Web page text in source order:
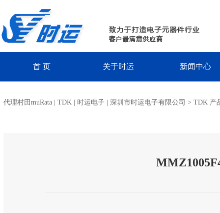
首 页 关于时运 新闻中心
代理村田muRata | TDK | 时运电子 | 深圳市时运电子有限公司 > TDK 产